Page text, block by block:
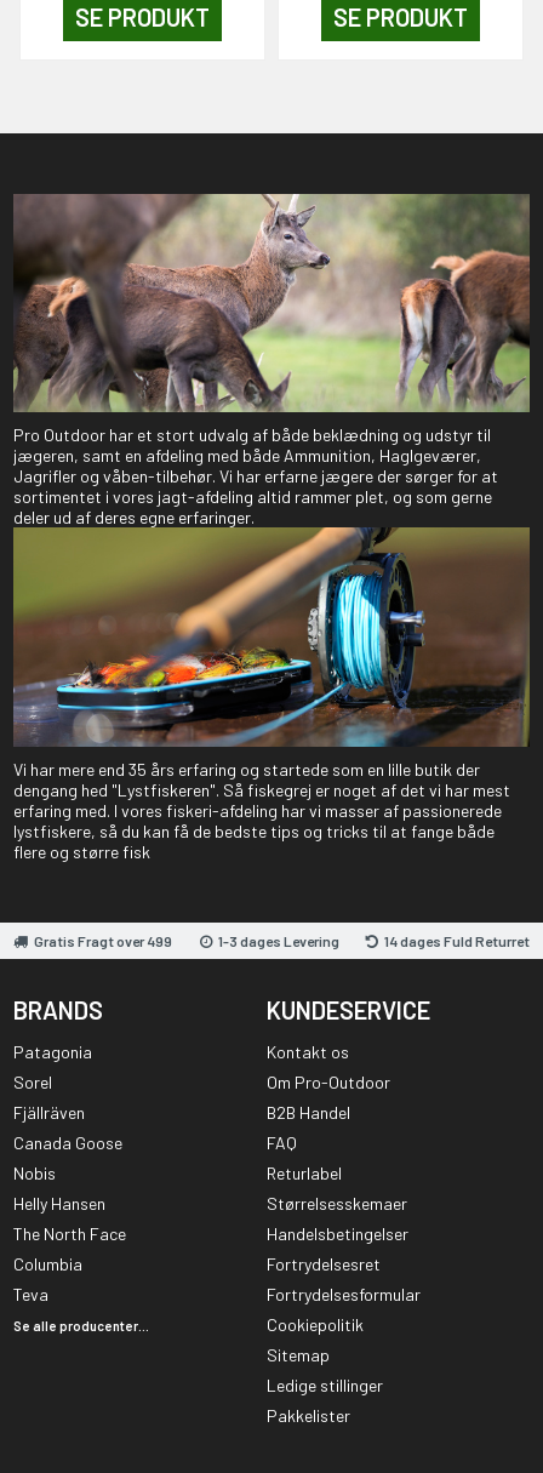
SE PRODUKT SE PRODUKT
Pro Outdoor har et stort udvalg af både beklædning og udstyr til
jægeren, samt en afdeling med både Ammunition, Haglgeværer,
Jagrifler og våben-tilbehør. Vi har erfarne jægere der sørger for at
sortimentet i vores jagt-afdeling altid rammer plet, og som gerne
deler ud af deres egne erfaringer.
Vi har mere end 35 års erfaring og startede som en lille butik der
dengang hed "Lystfiskeren". Så fiskegrej er noget af det vi har mest
erfaring med. I vores fiskeri-afdeling har vi masser af passionerede
lystfiskere, så du kan få de bedste tips og tricks til at fange både
flere og større fisk
Gratis Fragt over 499 1-3 dages Levering 14 dages Fuld Returret
BRANDS
Patagonia
Sorel
Fjällräven
Canada Goose
Nobis
Helly Hansen
The North Face
Columbia
Teva
Se alle producenter...
KUNDESERVICE
Kontakt os
Om Pro-Outdoor
B2B Handel
FAQ
Returlabel
Størrelsesskemaer
Handelsbetingelser
Fortrydelsesret
Fortrydelsesformular
Cookiepolitik
Sitemap
Ledige stillinger
Pakkelister